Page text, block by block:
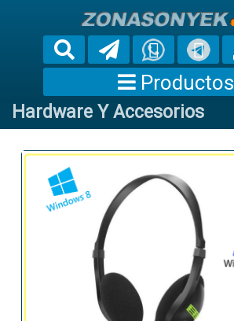
Productos
Hardware Y Accesorios